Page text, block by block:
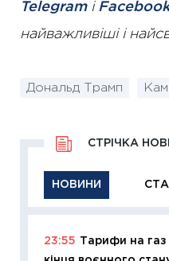
Telegramі Facebook
найважливіші і
Дональд Трамп
НОВИНИ
СТРІЧКА
23:55 Тарифи на газ